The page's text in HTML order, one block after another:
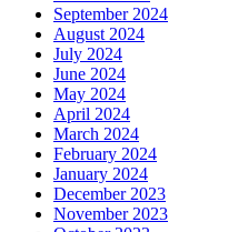
September 2024
August 2024
July 2024
June 2024
May 2024
April 2024
March 2024
February 2024
January 2024
December 2023
November 2023